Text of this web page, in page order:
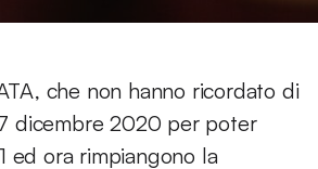
che non hanno ricordato di
dicembre 2020 per poter
ed ora rimpiangono la